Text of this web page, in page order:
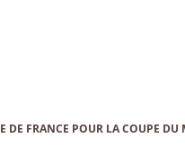
DE FRANCE POUR LA COUPE DU